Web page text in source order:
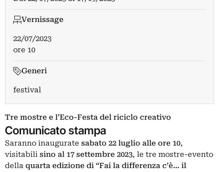
Vernissage
22/07/2023
ore 10
Generi
festival
Tre mostre e l’Eco-Festa del riciclo creativo
Comunicato stampa
Saranno inaugurate sabato 22 luglio alle ore 10,
visitabili sino al 17 settembre 2023, le tre mostre-evento
della quarta edizione di “Fai la differenza c’è… il